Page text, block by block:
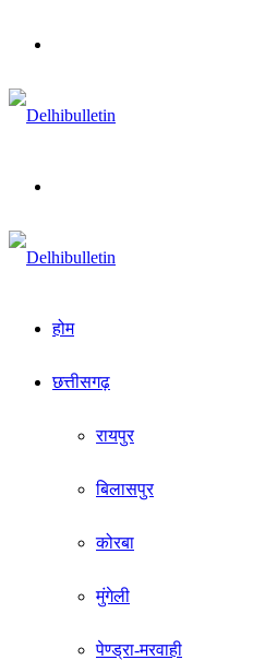
होम
छत्तीसगढ़
रायपुर
बिलासपुर
कोरबा
मुंगेली
पेण्ड्रा-मरवाही